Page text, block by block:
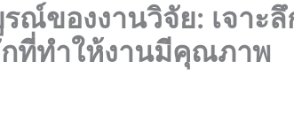
ณ์ของงานวิจัย: เจาะลึ
ที่ทำให้งานมีคุณภาพ